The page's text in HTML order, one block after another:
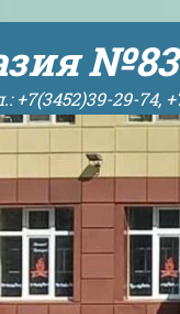
№83
29-74,